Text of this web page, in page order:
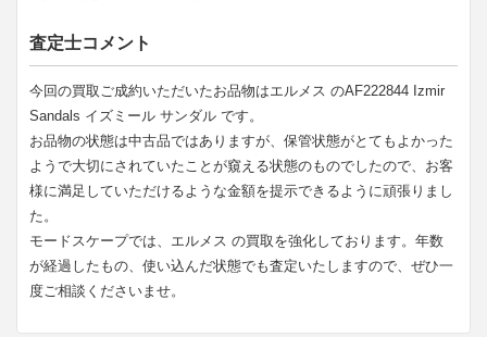
査定士コメント
今回の買取ご成約いただいたお品物はエルメス のAF222844 Izmir
Sandals イズミール サンダル です。
お品物の状態は中古品ではありますが、保管状態がとてもよかった
ようで大切にされていたことが窺える状態のものでしたので、お客
様に満足していただけるような金額を提示できるように頑張りまし
た。
モードスケープでは、エルメス の買取を強化しております。年数
が経過したもの、使い込んだ状態でも査定いたしますので、ぜひ一
度ご相談くださいませ。